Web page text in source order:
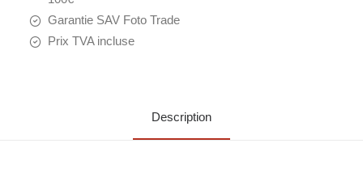
Garantie SAV Foto Trade
Prix TVA incluse
Description